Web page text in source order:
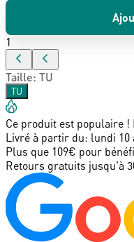
1
Taille: TU
TU
Ce produit est populaire
Livré à partir du: lundi 10
Plus que 109€ pour
Retours gratuits jusqu'à